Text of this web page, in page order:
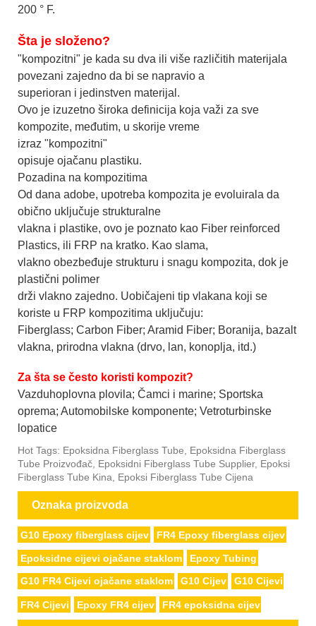
200 ° F.
Šta je složeno?
"kompozitni" je kada su dva ili više različitih materijala
povezani zajedno da bi se napravio a
superioran i jedinstven materijal.
Ovo je izuzetno široka definicija koja važi za sve
kompozite, međutim, u skorije vreme
izraz "kompozitni"
opisuje ojačanu plastiku.
Pozadina na kompozitima
Od dana adobe, upotreba kompozita je evoluirala da
obično uključuje strukturalne
vlakna i plastike, ovo je poznato kao Fiber reinforced
Plastics, ili FRP na kratko. Kao slama,
vlakno obezbeđuje strukturu i snagu kompozita, dok je
plastični polimer
drži vlakno zajedno. Uobičajeni tip vlakana koji se
koriste u FRP kompozitima uključuju:
Fiberglass; Carbon Fiber; Aramid Fiber; Boranija, bazalt
vlakna, prirodna vlakna (drvo, lan, konoplja, itd.)
Za šta se često koristi kompozit?
Vazduhoplovna plovila; Čamci i marine; Sportska
oprema; Automobilske komponente; Vetroturbinske
lopatice
Hot Tags: Epoksidna Fiberglass Tube, Epoksidna Fiberglass
Tube Proizvođač, Epoksidni Fiberglass Tube Supplier, Epoksi
Fiberglass Tube Kina, Epoksi Fiberglass Tube Cijena
Oznaka proizvoda
G10 Epoxy fiberglass cijev FR4 Epoxy fiberglass cijev
Epoksidne cijevi ojačane staklom Epoxy Tubing
G10 FR4 Cijevi ojačane staklom G10 Cijev G10 Cijevi
FR4 Cijevi Epoxy FR4 cijev FR4 epoksidna cijev